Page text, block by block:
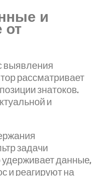
и
от
выявления
рассматривает
знатоков.
и
задачи
удерживает данные,
и реагируют на